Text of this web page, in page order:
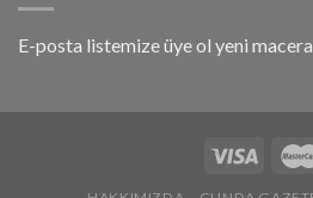
E-posta listemize üye ol yeni